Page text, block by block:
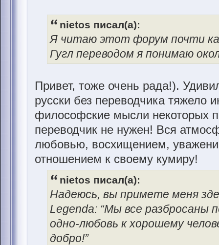
nietos писал(а):
Я читаю этот форум почти
Гугл переводом я понимаю
Привет, тоже очень рада!).
русски без переводчика тяжело
философские мысли некоторых
переводчик не нужен! Вся
любовью, восхищением,
отношением к своему кумиру!
nietos писал(а):
Надеюсь, вы примете меня
Legenda: “Мы все разбросаны
одно-любовь к хорошему
добро!”